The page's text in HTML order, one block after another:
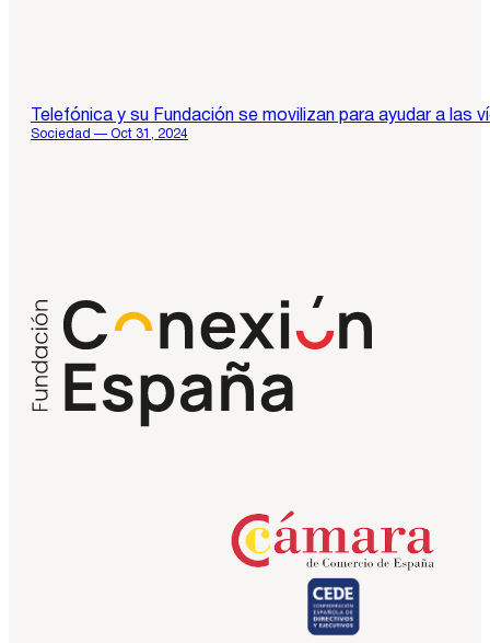
Telefónica y su Fundación se movilizan para ayudar a las
Sociedad — Oct 31, 2024